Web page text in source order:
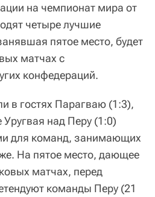
на чемпионат мира от
четыре лучшие
пятое место, будет
матчах с
конфедераций.
в гостях Парагваю (1:3),
Уругвая над Перу (1:0)
для команд, занимающих
На пятое место, дающее
матчах, перед
команды Перу (21